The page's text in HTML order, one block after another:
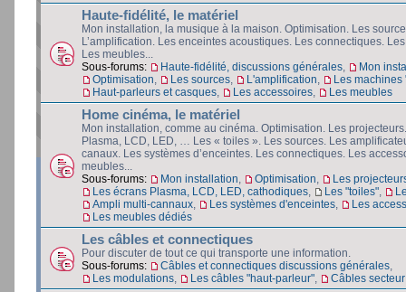
Haute-fidélité, le matériel
Mon installation, la musique à la maison. Optimisation. Les
L’amplification. Les enceintes acoustiques. Les connectiques.
Les meubles...
Sous-forums:
Haute-fidélité, discussions générales
Mon
Optimisation
Les sources L'amplification
Les machines
Haut-parleurs et casques
Les accessoires Les meubles
Home cinéma, le matériel
Mon installation, comme au cinéma. Optimisation. Les
Plasma, LCD, LED, … Les « toiles ». Les sources. Les
canaux. Les systèmes d’enceintes. Les connectiques. Les
meubles...
Sous-forums:
Mon installation Optimisation
Les
Les écrans Plasma, LCD, LED, cathodiques
Les "toiles"
Ampli multi-cannaux
Les systèmes d'enceintes
Les
Les meubles dédiés
Les câbles et connectiques
Pour discuter de tout ce qui transporte une information.
Sous-forums:
Câbles et connectiques discussions générales
Les modulations
Les câbles "haut-parleur" Câbles